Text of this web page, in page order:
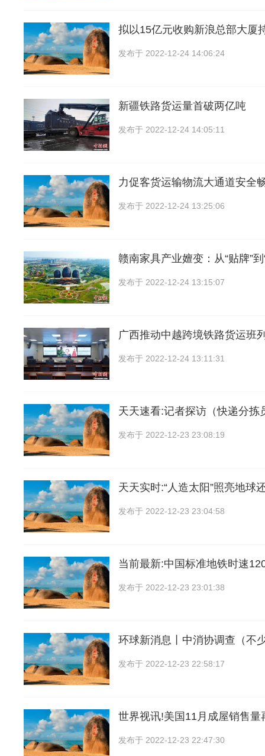
拟以15亿元收购新浪总部大厦
发布于 2022-12-24 14:06:24
新疆铁路货运量首破两亿吨
发布于 2022-12-24 14:05:11
力促客货运输物流大通道安全
发布于 2022-12-24 13:25:06
赣南家具产业嬗变：从“贴牌”到
发布于 2022-12-24 13:15:07
广西推动中越跨境铁路货运班
发布于 2022-12-24 13:11:31
天天速看:记者探访（快递分拣
发布于 2022-12-23 23:08:19
天天实时:“人造太阳”照亮地球
发布于 2022-12-23 23:04:58
当前最新:中国标准地铁时速
发布于 2022-12-23 23:01:38
环球新消息丨中消协调查（不
发布于 2022-12-23 22:58:17
世界视讯!美国11月成屋销售量
发布于 2022-12-23 22:47:30